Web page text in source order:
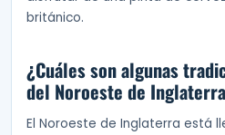
británico.
¿Cuáles son algunas
del Noroeste de
El Noroeste de Inglaterra está